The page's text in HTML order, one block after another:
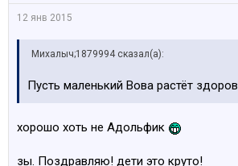
12 янв 2015
Михалыч;1879994 сказал(а):
Пусть маленький Вова растёт
хорошо хоть не Адольфик
зы. Поздравляю! дети это круто!